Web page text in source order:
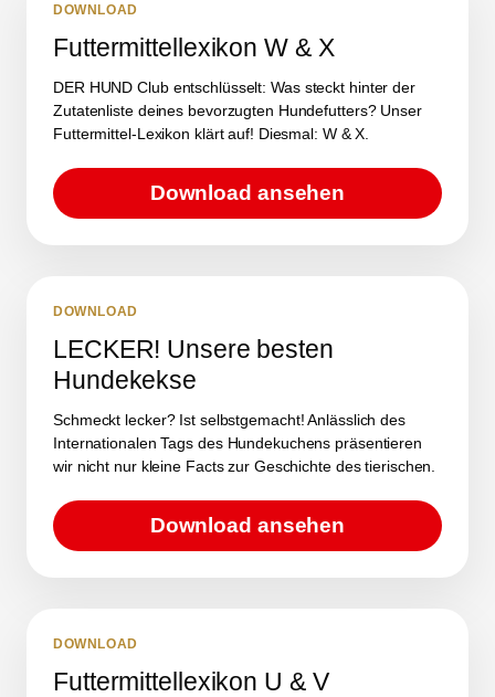
DOWNLOAD
Futtermittellexikon W & X
DER HUND Club entschlüsselt: Was steckt hinter der
Zutatenliste deines bevorzugten Hundefutters? Unser
Futtermittel-Lexikon klärt auf! Diesmal: W & X.
Download ansehen
DOWNLOAD
LECKER! Unsere besten
Hundekekse
Schmeckt lecker? Ist selbstgemacht! Anlässlich des
Internationalen Tags des Hundekuchens präsentieren
wir nicht nur kleine Facts zur Geschichte des tierischen.
Download ansehen
DOWNLOAD
Futtermittellexikon U & V